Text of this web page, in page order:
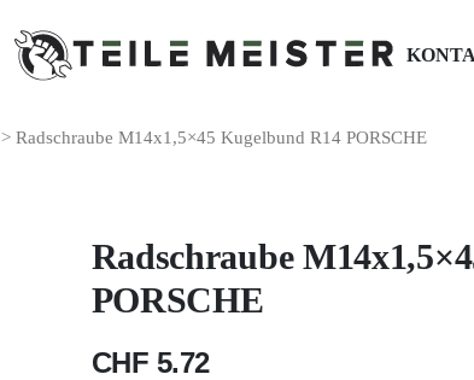
> Radschraube M14x1,5×45 Kugelbund R14 PORSCHE
Radschraube
PORSCHE
CHF 5.72